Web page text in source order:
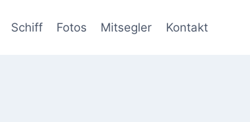
Schiff Fotos Mitsegler Kontakt